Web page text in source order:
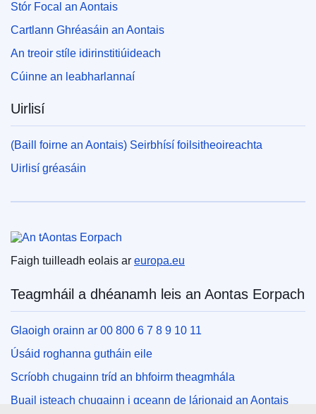
Stór Focal an Aontais
Cartlann Ghréasáin an Aontais
An treoir stíle idirinstitiúideach
Cúinne an leabharlannaí
Uirlisí
(Baill foirne an Aontais) Seirbhísí foilsitheoireachta
Uirlisí gréasáin
Faigh tuilleadh eolais ar europa.eu
Teagmháil a dhéanamh leis an Aontas Eorpach
Glaoigh orainn ar 00 800 6 7 8 9 10 11
Úsáid roghanna gutháin eile
Scríobh chugainn tríd an bhfoirm theagmhála
Buail isteach chugainn i gceann de lárionaid an Aontais